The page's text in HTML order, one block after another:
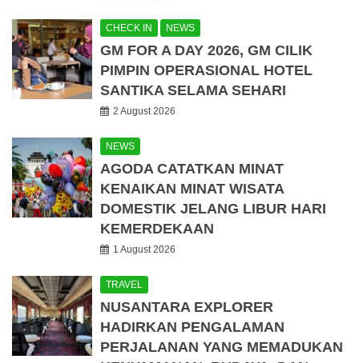
CHECK IN NEWS
GM FOR A DAY 2026, GM CILIK
PIMPIN OPERASIONAL HOTEL
SANTIKA SELAMA SEHARI
2 August 2026
NEWS
AGODA CATATKAN MINAT
KENAIKAN MINAT WISATA
DOMESTIK JELANG LIBUR HARI
KEMERDEKAAN
1 August 2026
TRAVEL
NUSANTARA EXPLORER
HADIRKAN PENGALAMAN
PERJALANAN YANG MEMADUKAN